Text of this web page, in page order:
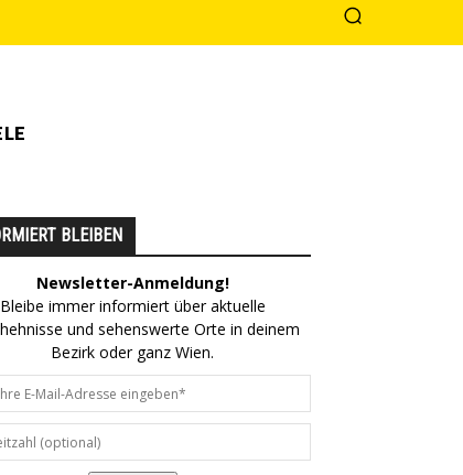
BLEIBEN
Newsletter-Anmeldung!
Bleibe immer informiert über aktuelle
und sehenswerte Orte in deinem
Bezirk oder ganz Wien.